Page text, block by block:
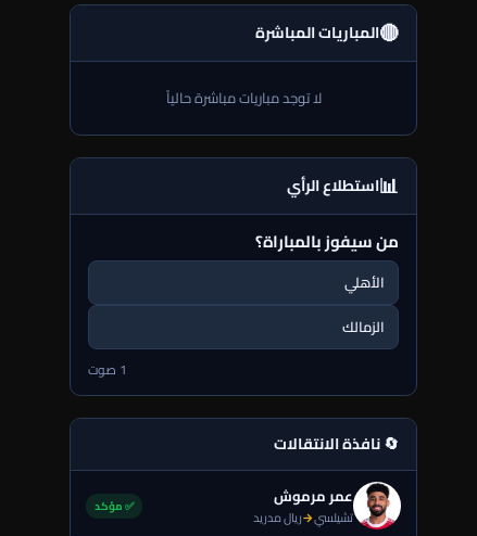
🔴المباريات المباشرة
لا توجد مباريات مباشرة حالياً
📊استطلاع الرأي
من سيفوز بالمباراة؟
الأهلي
الزمالك
1 صوت
🔄 نافذة الانتقالات
عمر مرموش
تشيلسي→ريال مدريد
✅ مؤكد